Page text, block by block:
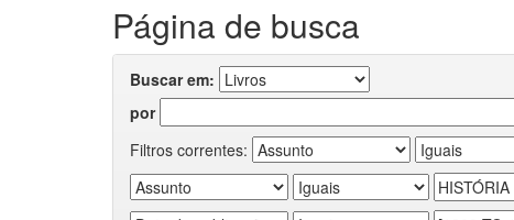
Página de busca
Buscar em:
por
Filtros correntes: